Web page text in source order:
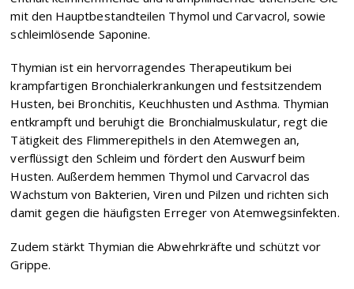
mit den Hauptbestandteilen Thymol und Carvacrol, sowie
schleimlösende Saponine.
Thymian ist ein hervorragendes Therapeutikum bei
krampfartigen Bronchialerkrankungen und festsitzendem
Husten, bei Bronchitis, Keuchhusten und Asthma. Thymian
entkrampft und beruhigt die Bronchialmuskulatur, regt die
Tätigkeit des Flimmerepithels in den Atemwegen an,
verflüssigt den Schleim und fördert den Auswurf beim
Husten. Außerdem hemmen Thymol und Carvacrol das
Wachstum von Bakterien, Viren und Pilzen und richten sich
damit gegen die häufigsten Erreger von Atemwegsinfekten.
Zudem stärkt Thymian die Abwehrkräfte und schützt vor
Grippe.